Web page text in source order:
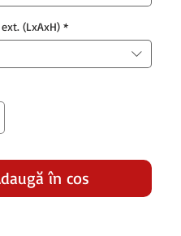
(LxAxH) *
în coș